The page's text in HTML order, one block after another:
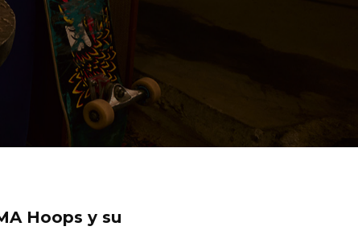
Hoops y su